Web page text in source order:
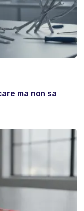
ma non sa